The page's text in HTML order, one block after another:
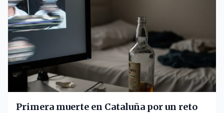
Primera muerte en Cataluña por un reto